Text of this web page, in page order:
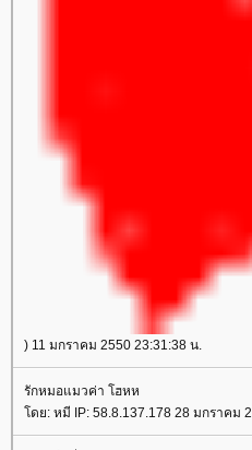
) 11 มกราคม 2550 23:31:38 น.
รักหมอแมวค่า โฮหห
ดย: หมี IP: 58.8.137.178 28 มกราคม